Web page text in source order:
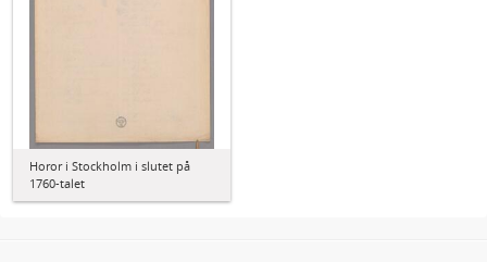
Horor i Stockholm i slutet på
1760-talet